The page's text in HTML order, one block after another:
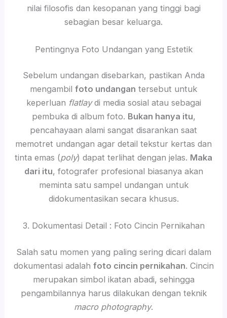
nilai filosofis dan kesopanan yang tinggi bagi
sebagian besar keluarga.
Pentingnya Foto Undangan yang Estetik
Sebelum undangan disebarkan, pastikan Anda
mengambil foto undangan tersebut untuk
keperluan flatlaydi media sosial atau sebagai
pembuka di album foto. Bukan hanya itu,
pencahayaan alami sangat disarankan saat
memotret undangan agar detail tekstur kertas dan
tinta emas (poly) dapat terlihat dengan jelas. Maka
dari itu, fotografer profesional biasanya akan
meminta satu sampel undangan untuk
didokumentasikan secara khusus.
3. Dokumentasi Detail : Foto Cincin Pernikahan
Salah satu momen yang paling sering dicari dalam
dokumentasi adalah foto cincin pernikahan. Cincin
merupakan simbol ikatan abadi, sehingga
pengambilannya harus dilakukan dengan teknik
macro photography.